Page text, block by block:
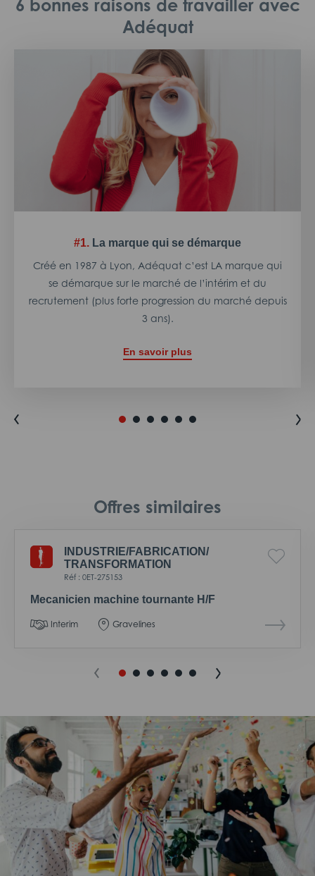
6 bonnes raisons de travailler avec
Adéquat
#1. La marque qui se démarque
Créé en 1987 à Lyon, Adéquat c’est LA marque qui
se démarque sur le marché de l’intérim et du
recrutement (plus forte progression du marché depuis
3 ans).
En savoir plus
Offres similaires
INDUSTRIE/FABRICATION/
TRANSFORMATION
Réf : 0ET-275153
Mecanicien machine tournante H/F
Interim Gravelines